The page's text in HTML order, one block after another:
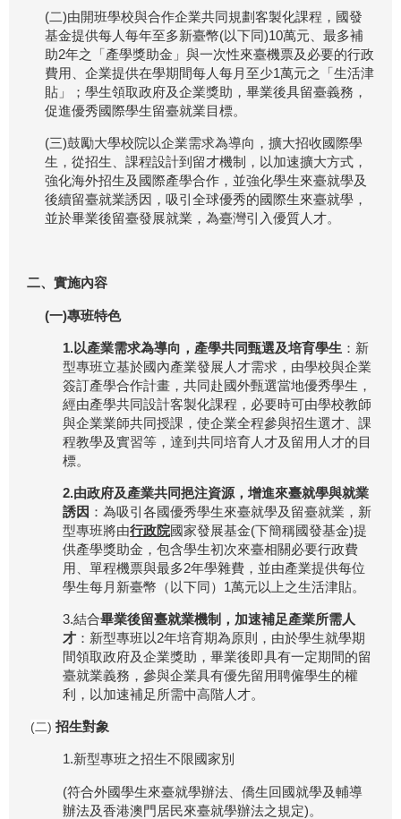
(二)由開班學校與合作企業共同規劃客製化課程，國發
基金提供每人每年至多新臺幣(以下同)10萬元、最多補
助2年之「產學獎助金」與一次性來臺機票及必要的行政
費用、企業提供在學期間每人每月至少1萬元之「生活津
貼」；學生領取政府及企業獎助，畢業後具留臺義務，
促進優秀國際學生留臺就業目標。
(三)鼓勵大學校院以企業需求為導向，擴大招收國際學
生，從招生、課程設計到留才機制，以加速擴大方式，
強化海外招生及國際產學合作，並強化學生來臺就學及
後續留臺就業誘因，吸引全球優秀的國際生來臺就學，
並於畢業後留臺發展就業，為臺灣引入優質人才。
二、實施內容
(一)專班特色
1.以產業需求為導向，產學共同甄選及培育學生 ：新
型專班立基於國內產業發展人才需求，由學校與企業
簽訂產學合作計畫，共同赴國外甄選當地優秀學生，
經由產學共同設計客製化課程，必要時可由學校教師
與企業業師共同授課，使企業全程參與招生選才、課
程教學及實習等，達到共同培育人才及留用人才的目
標。
2.由政府及產業共同挹注資源，增進來臺就學與就業
誘因 ：為吸引各國優秀學生來臺就學及留臺就業，新
型專班將由行政院國家發展基金(下簡稱國發基金)提
供產學獎助金，包含學生初次來臺相關必要行政費
用、單程機票與最多2年學雜費，並由產業提供每位
學生每月新臺幣（以下同）1萬元以上之生活津貼。
3.結合畢業後留臺就業機制，加速補足產業所需人
才 ：新型專班以2年培育期為原則，由於學生就學期
間領取政府及企業獎助，畢業後即具有一定期間的留
臺就業義務，參與企業具有優先留用聘僱學生的權
利，以加速補足所需中高階人才。
(二) 招生對象
1.新型專班之招生不限國家別
(符合外國學生來臺就學辦法、僑生回國就學及輔導
辦法及香港澳門居民來臺就學辦法之規定)。